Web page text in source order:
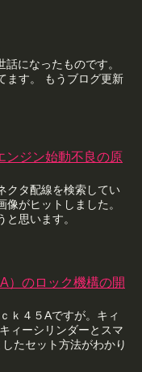
になったものです。
ます。 もうブログ更新
ンジン始動不良の原
クタ配線を検索してい
がヒットしました。
思います。
）のロック機構の開
ｋ４５Aですが。キィ
ィーシリンダーとスマ
たセット方法がわかり